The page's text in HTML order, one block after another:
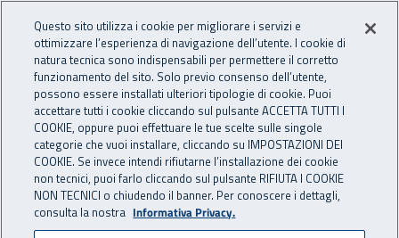
INAIL - Istituto Nazionale
Apri cerca
Navigazione principale
Navigazione - Ti trovi in:
Home Inail comunica Eventi
05 novembre 2019
Questo sito utilizza i cookie per migliorare i servizi e
ottimizzare l’esperienza di navigazione dell’utente. I cookie di
natura tecnica sono indispensabili per permettere il corretto
funzionamento del sito. Solo previo consenso dell’utente,
possono essere installati ulteriori tipologie di cookie. Puoi
accettare tutti i cookie cliccando sul pulsante ACCETTA TUTTI I
COOKIE, oppure puoi effettuare le tue scelte sulle singole
categorie che vuoi installare, cliccando su IMPOSTAZIONI DEI
COOKIE. Se invece intendi rifiutarne l’installazione dei cookie
non tecnici, puoi farlo cliccando sul pulsante RIFIUTA I COOKIE
NON TECNICI o chiudendo il banner. Per conoscere i dettagli,
consulta la nostra Informativa Privacy.